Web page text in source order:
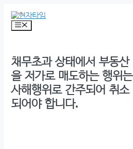
contentMenu
채무초과 상태에서 부동산
을 저가로 매도하는 행위는
사해행위로 간주되어 취소
되어야 합니다.